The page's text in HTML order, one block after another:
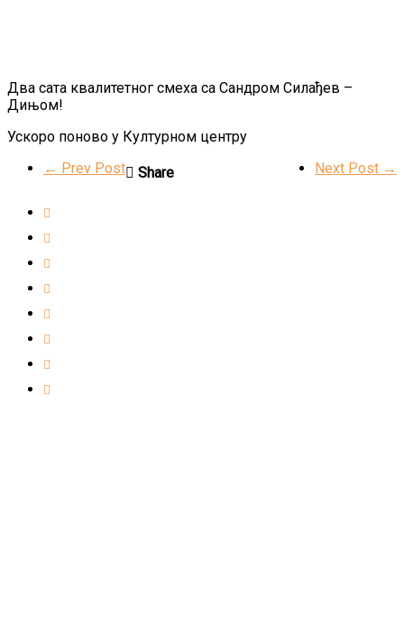
Два сата квалитетног смеха са Сандром Силађев –
Дињом!
Ускоро поново у Културном центру
← Prev Post
Next Post →
Share